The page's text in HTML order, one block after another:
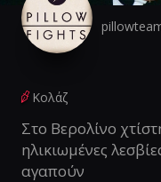
Κολάζ
Στο Βερολίνο
ηλικιωμένες
αγαπούν